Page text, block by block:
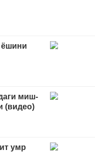
ёшини
миш-
(видео)
умр